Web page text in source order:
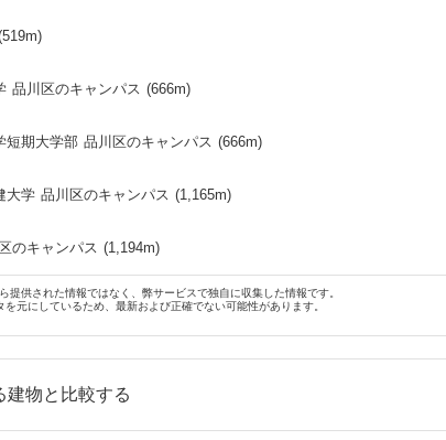
519m)
品川区のキャンパス (666m)
短期大学部 品川区のキャンパス (666m)
大学 品川区のキャンパス (1,165m)
のキャンパス (1,194m)
提供された情報ではなく、弊サービスで独自に収集した情報です。
元にしているため、最新および正確でない可能性があります。
建物と比較する